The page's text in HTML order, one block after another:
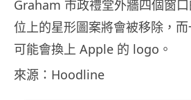
Graham 市政禮堂外牆四個窗
位上的星形圖案將會被移除，
可能會換上 Apple 的 logo。
來源：Hoodline